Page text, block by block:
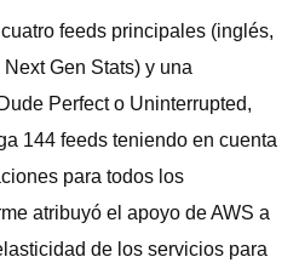
feeds principales (inglés,
Gen Stats) y una
Perfect o Uninterrupted,
144 feeds teniendo en cuenta
para todos los
atribuyó el apoyo de AWS a
de los servicios para